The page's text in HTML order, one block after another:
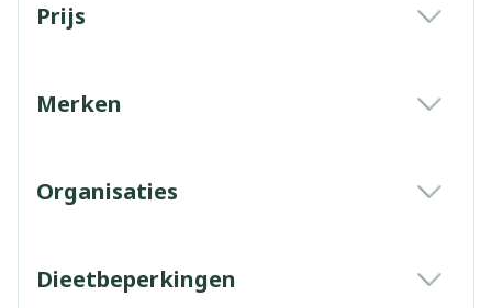
Prijs
Merken
Organisaties
Dieetbeperkingen